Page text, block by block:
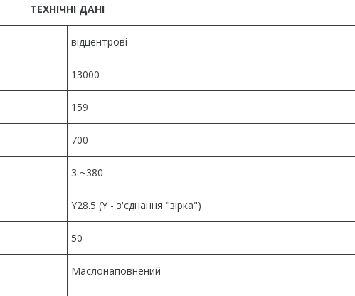
ТЕХНІЧНІ ДАНІ
відцентрові
13000
159
700
3 ~380
Y28.5 (Y - з'єднання "зірка")
50
Маслонаповнений